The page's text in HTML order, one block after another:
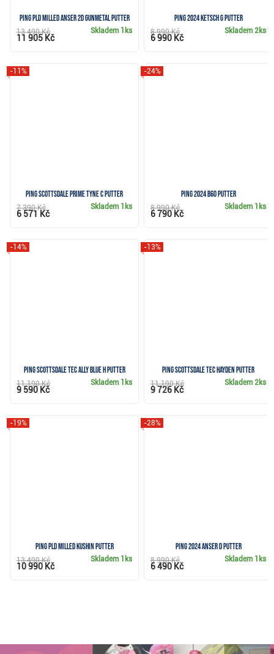
Ping PLD Milled Anser 2D Gunmetal putter
Skladem 1ks
13 490 Kč
11 905 Kč
Ping 2024 Ketsch G putter
Skladem 2ks
8 990 Kč
6 990 Kč
Ping Scottsdale Prime Tyne C putter
-11%
Skladem 1ks
7 390 Kč
6 571 Kč
Ping 2024 B60 putter
-24%
Skladem 1ks
8 990 Kč
6 790 Kč
PING Scottsdale Tec Ally Blue H putter
-14%
Skladem 1ks
11 190 Kč
9 590 Kč
PING Scottsdale Tec Hayden putter
-13%
Skladem2ks
11 190 Kč
9 726 Kč
Ping PLD Milled Kushin putter
-19%
Skladem 1ks
13 490 Kč
10 990 Kč
Ping 2024 Anser D putter
-28%
Skladem 1ks
8 990 Kč
6 490 Kč